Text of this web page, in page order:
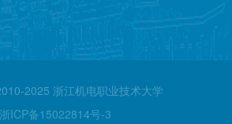
2025 浙江机电职业技术大学
浙ICP备15022814号-3